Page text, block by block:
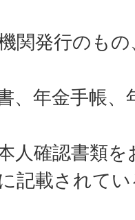
関発行のも
、年金手帳、
人確認書類を
記載されて